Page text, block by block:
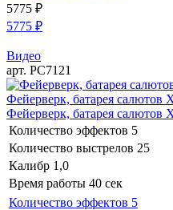
5775 ₽
5775 ₽
Видео
арт. РС7121
Фейерверк, батарея
Фейерверк, батарея
Количество эффектов 5
Количество выстрелов 25
Калибр 1,0
Время работы 40 сек
Количество эффектов 5